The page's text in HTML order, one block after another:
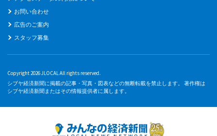
お問い合わせ
広告のご案内
スタッフ募集
Copyright 2026 JLOCAL All rights reserved.
シブヤ経済新聞に掲載の記事・写真・図表などの無断転載を禁止します。 著作権は
シブヤ経済新聞またはその情報提供者に属します。